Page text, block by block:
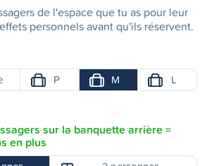
de l'espace que tu as pour leur
personnels avant qu'ils réservent.
P M L
sur la banquette arrière =
en plus